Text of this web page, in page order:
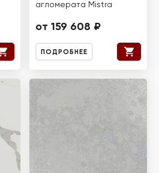
агломерата Mistra
от 159 608 ₽
ПОДРОБНЕЕ